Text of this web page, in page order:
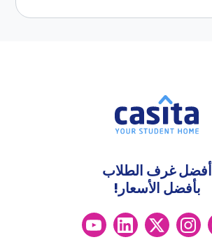
أفضل غرف الطلاب
بأفضل الأسعار!